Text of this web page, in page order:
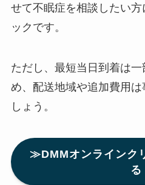
せて不眠症を相談したい
ックです。
ただし、最短当日到着は
め、配送地域や追加費用
しょう。
≫DMMオンラインク
る